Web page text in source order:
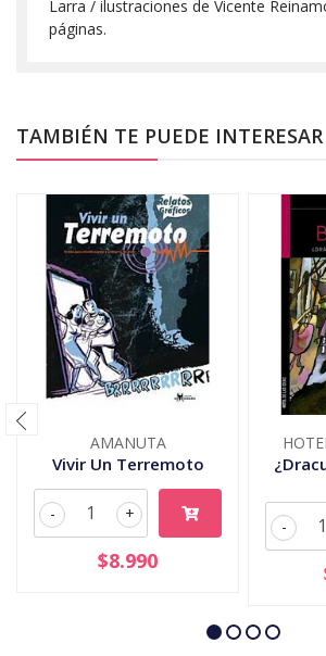
Larra / ilustraciones de Vicente
páginas.
TAMBIÉN TE PUEDE INTERESAR
AMANUTA
Vivir Un Terremoto
+
-
$8.990
-